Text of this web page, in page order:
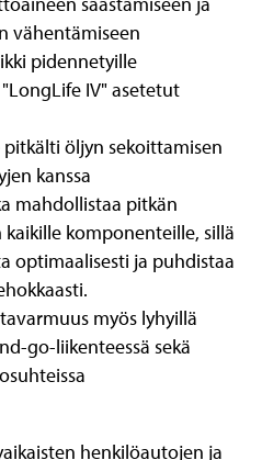
vähentämiseen
pidennetyille
IV" asetetut
pitkälti öljyn sekoittamisen
kanssa
mahdollistaa pitkän
komponenteille, sillä
optimaalisesti ja puhdistaa
myös lyhyillä
go-liikenteessä sekä
henkilöautojen ja